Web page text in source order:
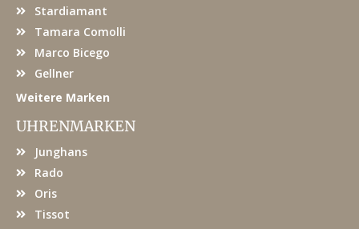
Stardiamant
Tamara Comolli
Marco Bicego
Gellner
Weitere Marken
UHRENMARKEN
Junghans
Rado
Oris
Tissot